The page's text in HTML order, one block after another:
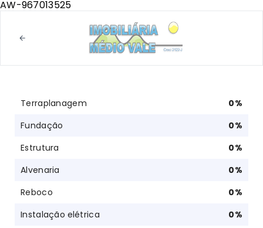
AW-967013525
Terraplanagem 0%
Fundação
0%
Estrutura
0%
Alvenaria
0%
Reboco
0%
Instalação elétrica
0%